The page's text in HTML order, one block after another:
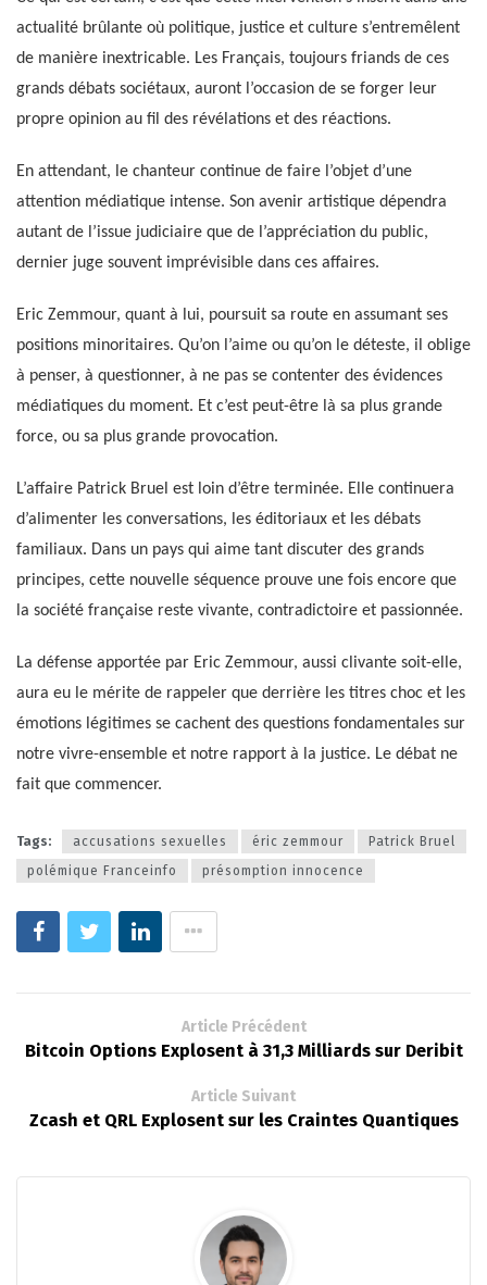
actualité brûlante où politique, justice et culture s’entremêlent
de manière inextricable. Les Français, toujours friands de ces
grands débats sociétaux, auront l’occasion de se forger leur
propre opinion au fil des révélations et des réactions.
En attendant, le chanteur continue de faire l’objet d’une
attention médiatique intense. Son avenir artistique dépendra
autant de l’issue judiciaire que de l’appréciation du public,
dernier juge souvent imprévisible dans ces affaires.
Eric Zemmour, quant à lui, poursuit sa route en assumant ses
positions minoritaires. Qu’on l’aime ou qu’on le déteste, il oblige
à penser, à questionner, à ne pas se contenter des évidences
médiatiques du moment. Et c’est peut-être là sa plus grande
force, ou sa plus grande provocation.
L’affaire Patrick Bruel est loin d’être terminée. Elle continuera
d’alimenter les conversations, les éditoriaux et les débats
familiaux. Dans un pays qui aime tant discuter des grands
principes, cette nouvelle séquence prouve une fois encore que
la société française reste vivante, contradictoire et passionnée.
La défense apportée par Eric Zemmour, aussi clivante soit-elle,
aura eu le mérite de rappeler que derrière les titres choc et les
émotions légitimes se cachent des questions fondamentales sur
notre vivre-ensemble et notre rapport à la justice. Le débat ne
fait que commencer.
Tags: accusations sexuelles éric zemmour
Patrick Bruel
polémique Franceinfo
présomption innocence
Article Précédent
Bitcoin Options Explosent à 31,3 Milliards sur Deribit
Article Suivant
Zcash et QRL Explosent sur les Craintes Quantiques